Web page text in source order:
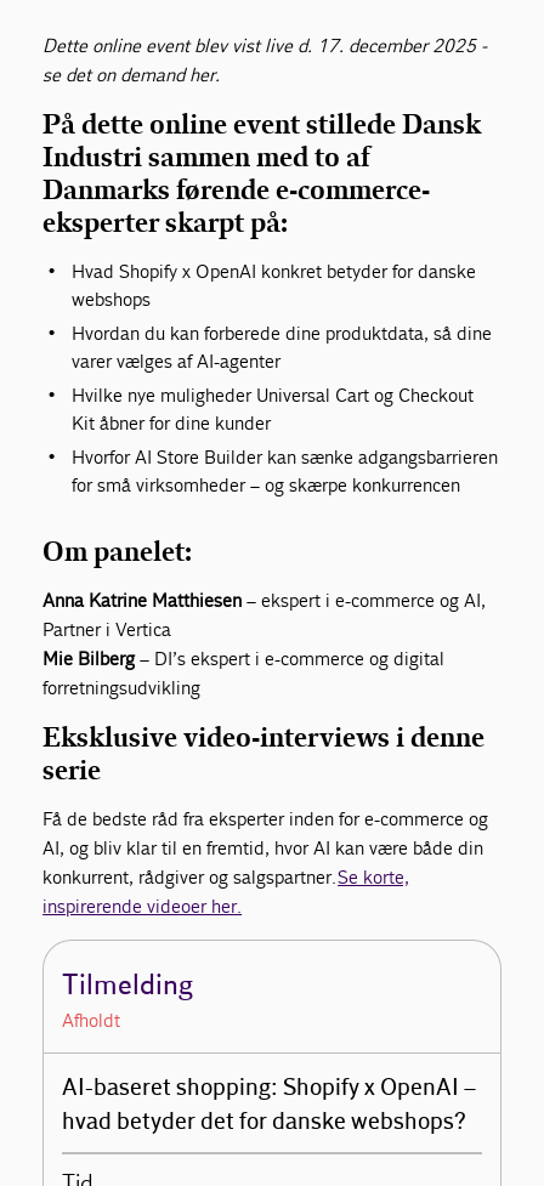
Dette online event blev vist live d. 17. december 2025 -
se det on demand her.
På dette online event stillede Dansk
Industri sammen med to af
Danmarks førende e-commerce-
eksperter skarpt på:
Hvad Shopify x OpenAI konkret betyder for danske
webshops
Hvordan du kan forberede dine produktdata, så dine
varer vælges af AI-agenter
Hvilke nye muligheder Universal Cart og Checkout
Kit åbner for dine kunder
Hvorfor AI Store Builder kan sænke adgangsbarrieren
for små virksomheder – og skærpe konkurrencen
Om panelet:
Anna Katrine Matthiesen – ekspert i e-commerce og AI,
Partner i Vertica
Mie Bilberg– DI’s ekspert i e-commerce og digital
forretningsudvikling
Eksklusive video-interviews i denne
serie
Få de bedste råd fra eksperter inden for e-commerce og
AI, og bliv klar til en fremtid, hvor AI kan være både din
konkurrent, rådgiver og salgspartner.Se korte,
inspirerende videoer her.
Tilmelding
Afholdt
AI-baseret shopping: Shopify x OpenAI –
hvad betyder det for danske webshops?